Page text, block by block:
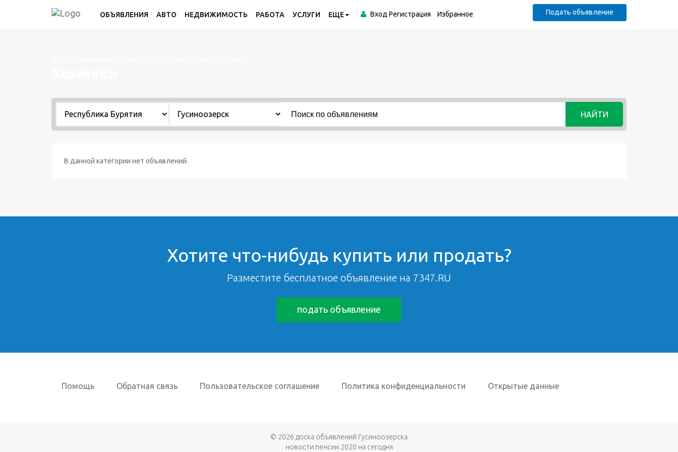
ОБЪЯВЛЕНИЯ АВТО НЕДВИЖИМОСТЬ РАБОТА УСЛУГИ ЕЩЕ Вход Регистрация Избранное Подать объявление
НАЙТИ
В данной категории нет объявлений.
Хотите что-нибудь купить или продать?
Разместите бесплатное объявление на 7347.RU
подать объявление
Помощь Обратная связь Пользовательское соглашение Политика конфиденциальности Открытые данные
© 2026 доска объявлений Гусиноозерска
новости пенсии 2020 на сегодня